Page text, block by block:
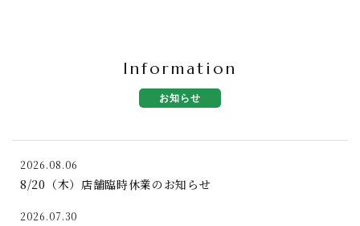
Information
お知らせ
2026.08.06
8/20（木）店舗臨時休業のお知らせ
2026.07.30